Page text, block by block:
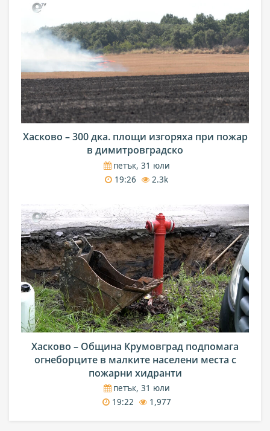
Хасково – 300 дка. площи изгоряха при пожар
в димитровградско
петък, 31 юли
19:26
2.3k
Хасково – Община Крумовград подпомага
огнеборците в малките населени места с
пожарни хидранти
петък, 31 юли
19:22
1,977